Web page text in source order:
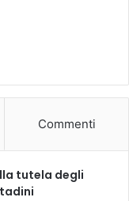
Commenti
tutela degli